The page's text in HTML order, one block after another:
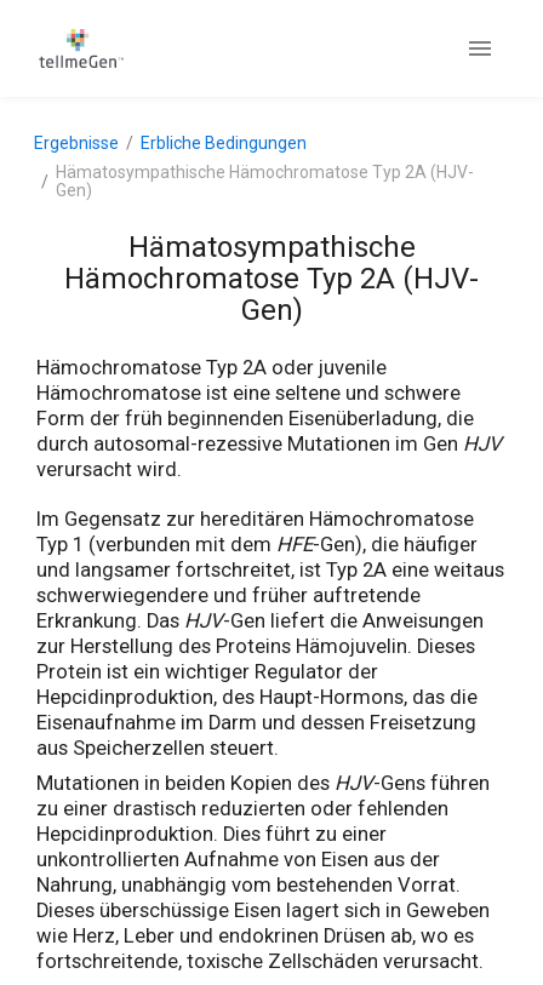
Ergebnisse
Erbliche Bedingungen
Hämatosympathische Hämochromatose Typ 2A (HJV-
Gen)
Hämatosympathische
Hämochromatose Typ 2A (HJV-
Gen)
Hämochromatose Typ 2A oder juvenile
Hämochromatose ist eine seltene und schwere
Form der früh beginnenden Eisenüberladung, die
durch autosomal-rezessive Mutationen im Gen HJV
verursacht wird.
Im Gegensatz zur hereditären Hämochromatose
Typ 1 (verbunden mit dem HFE-Gen), die häufiger
und langsamer fortschreitet, ist Typ 2A eine weitaus
schwerwiegendere und früher auftretende
Erkrankung. Das HJV-Gen liefert die Anweisungen
zur Herstellung des Proteins Hämojuvelin. Dieses
Protein ist ein wichtiger Regulator der
Hepcidinproduktion, des Haupt-Hormons, das die
Eisenaufnahme im Darm und dessen Freisetzung
aus Speicherzellen steuert.
Mutationen in beiden Kopien des HJV-Gens führen
zu einer drastisch reduzierten oder fehlenden
Hepcidinproduktion. Dies führt zu einer
unkontrollierten Aufnahme von Eisen aus der
Nahrung, unabhängig vom bestehenden Vorrat.
Dieses überschüssige Eisen lagert sich in Geweben
wie Herz, Leber und endokrinen Drüsen ab, wo es
fortschreitende, toxische Zellschäden verursacht.